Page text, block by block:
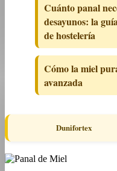
Cuánto panal
desayunos: la
de hostelería
Cómo la miel
avanzada
Dunifortex